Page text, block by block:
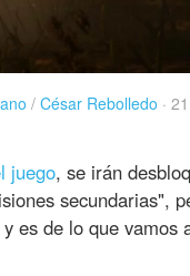
/ César Rebolledo ·
juego, se irán
secundarias",
es de lo que vamos